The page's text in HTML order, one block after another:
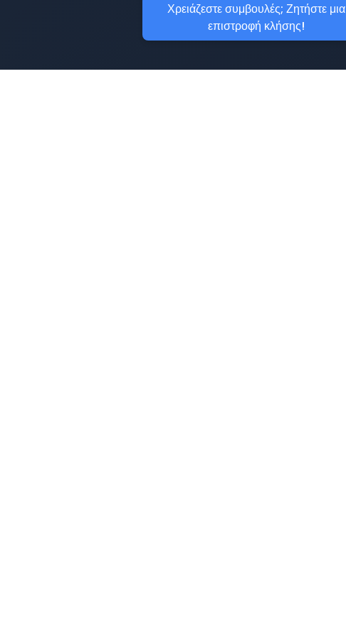
Χρειάζεστε συμβουλές; Ζητήστε μια
επιστροφή κλήσης!